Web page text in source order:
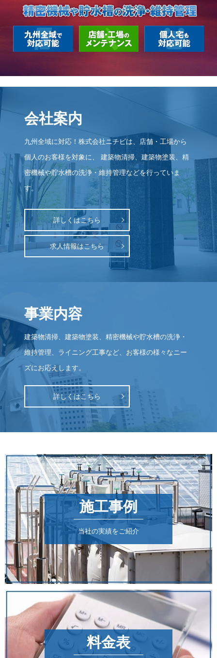
会社案内
九州全域に対応！株式会社ニチビは、店舗・工場から
個人のお客様を対象に、 建築物清掃、建築物塗装、精
密機械や貯水槽の洗浄・維持管理などを行っていま
す。
詳しくはこちら
求人情報はこちら
事業内容
建築物清掃、建築物塗装、精密機械や貯水槽の洗浄・
維持管理、ライニング工事など、 お客様の様々なニー
ズにお応えします。
詳しくはこちら
施工事例
当社の実績をご紹介
料金表